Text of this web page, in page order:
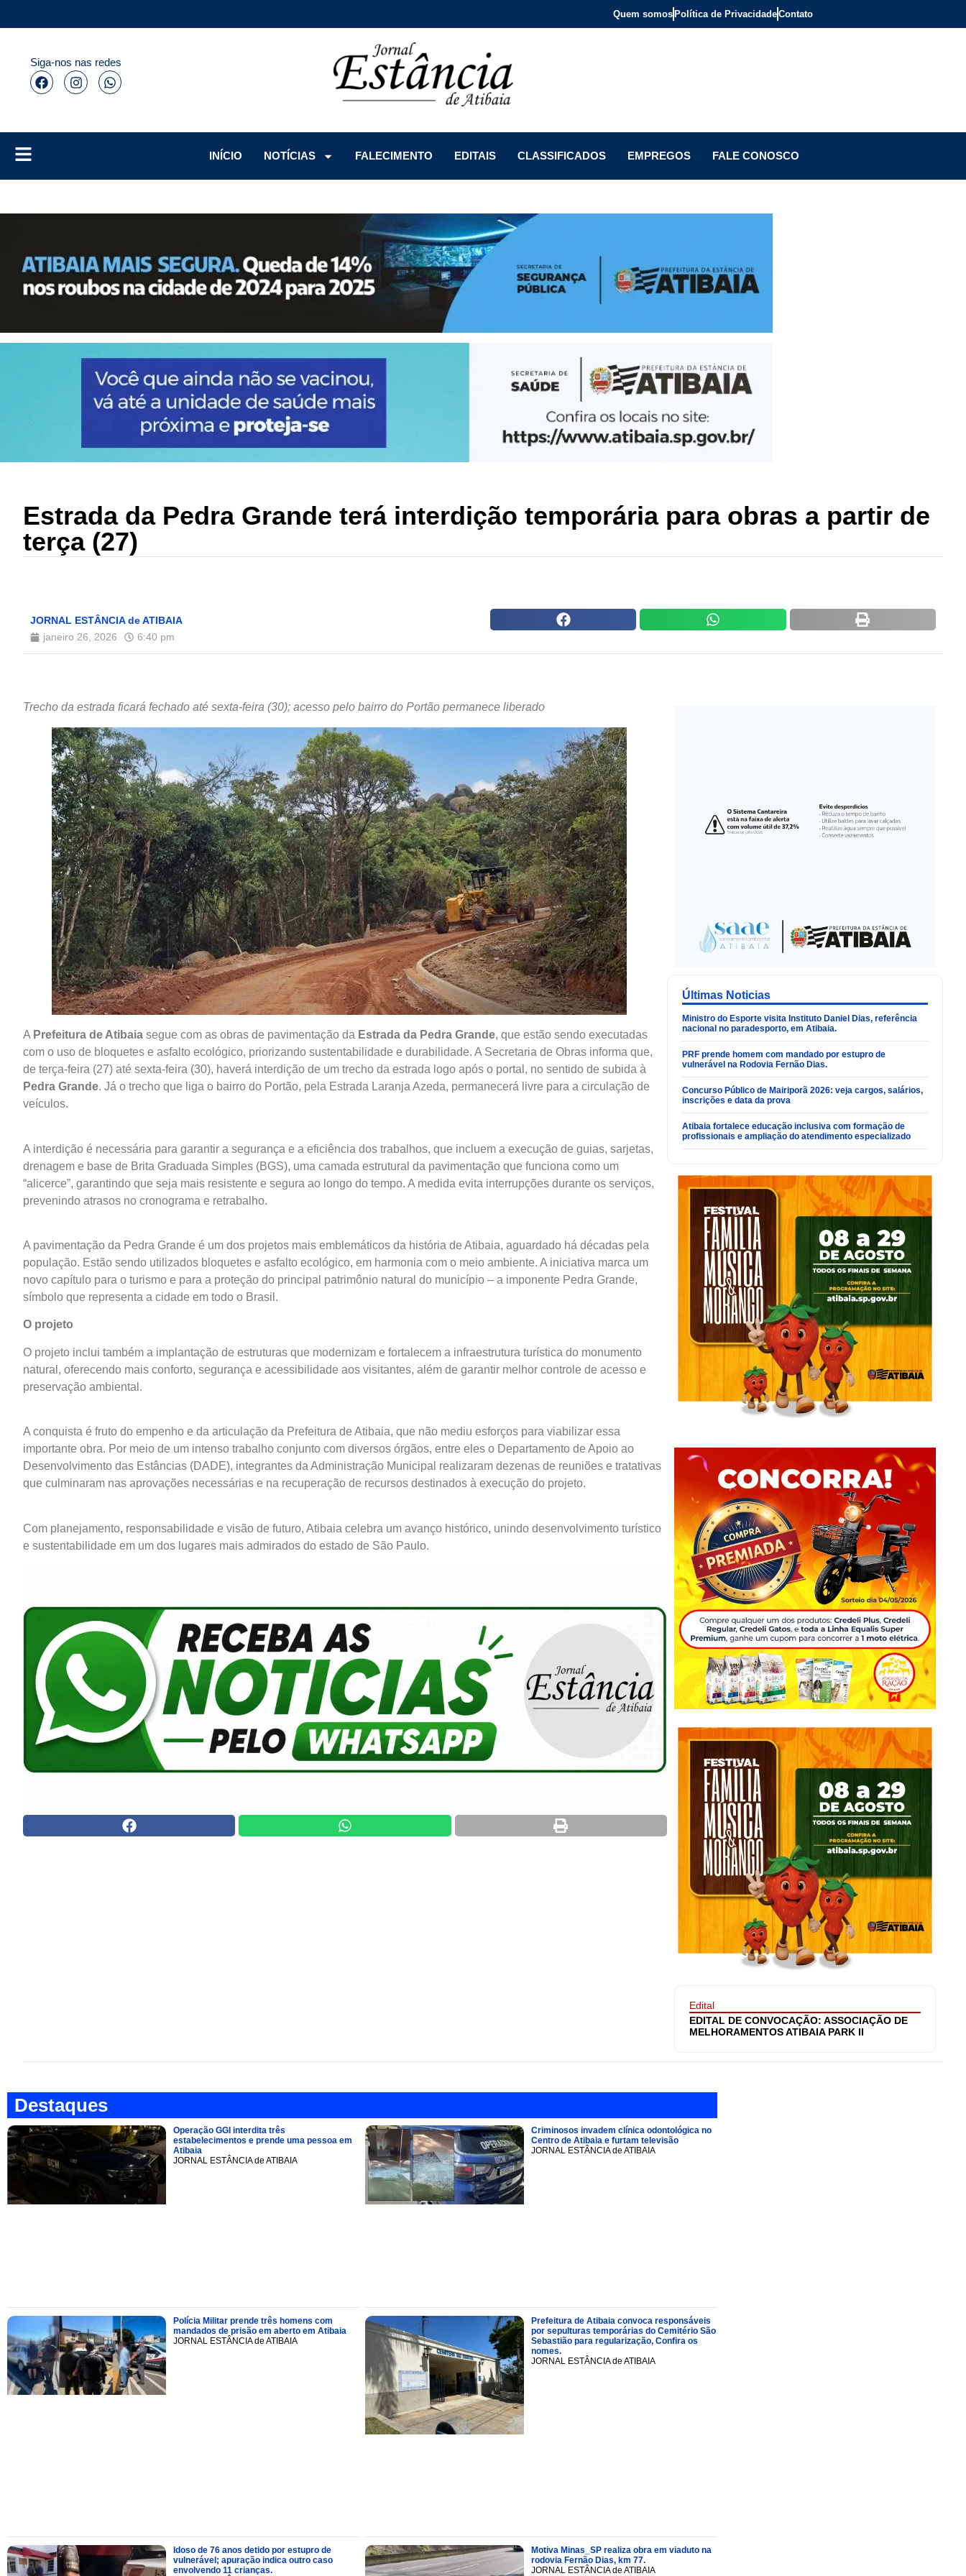
Quem somos Política de PrivacidadeContato
Siga-nos nas redes
INÍCIO
NOTÍCIAS FALECIMENTO EDITAIS CLASSIFICADOS EMPREGOS FALE CONOSCO
Estrada da Pedra Grande terá interdição temporária para obras a partir de
terça (27)
JORNAL ESTÂNCIA de ATIBAIA
janeiro 26, 2026
6:40 pm
Trecho da estrada ficará fechado até sexta-feira (30); acesso pelo bairro do Portão permanece liberado
A Prefeitura de Atibaia segue com as obras de pavimentação da Estrada da Pedra Grande, que estão sendo executadas
com o uso de bloquetes e asfalto ecológico, priorizando sustentabilidade e durabilidade. A Secretaria de Obras informa que,
de terça-feira (27) até sexta-feira (30), haverá interdição de um trecho da estrada logo após o portal, no sentido de subida à
Pedra Grande. Já o trecho que liga o bairro do Portão, pela Estrada Laranja Azeda, permanecerá livre para a circulação de
veículos.
A interdição é necessária para garantir a segurança e a eficiência dos trabalhos, que incluem a execução de guias, sarjetas,
drenagem e base de Brita Graduada Simples (BGS), uma camada estrutural da pavimentação que funciona como um
“alicerce”, garantindo que seja mais resistente e segura ao longo do tempo. A medida evita interrupções durante os serviços,
prevenindo atrasos no cronograma e retrabalho.
A pavimentação da Pedra Grande é um dos projetos mais emblemáticos da história de Atibaia, aguardado há décadas pela
população. Estão sendo utilizados bloquetes e asfalto ecológico, em harmonia com o meio ambiente. A iniciativa marca um
novo capítulo para o turismo e para a proteção do principal patrimônio natural do município – a imponente Pedra Grande,
símbolo que representa a cidade em todo o Brasil.
O projeto
O projeto inclui também a implantação de estruturas que modernizam e fortalecem a infraestrutura turística do monumento
natural, oferecendo mais conforto, segurança e acessibilidade aos visitantes, além de garantir melhor controle de acesso e
preservação ambiental.
A conquista é fruto do empenho e da articulação da Prefeitura de Atibaia, que não mediu esforços para viabilizar essa
importante obra. Por meio de um intenso trabalho conjunto com diversos órgãos, entre eles o Departamento de Apoio ao
Desenvolvimento das Estâncias (DADE), integrantes da Administração Municipal realizaram dezenas de reuniões e tratativas
que culminaram nas aprovações necessárias e na recuperação de recursos destinados à execução do projeto.
Com planejamento, responsabilidade e visão de futuro, Atibaia celebra um avanço histórico, unindo desenvolvimento turístico
e sustentabilidade em um dos lugares mais admirados do estado de São Paulo.
Últimas Noticias
Ministro do Esporte visita Instituto Daniel Dias, referência
nacional no paradesporto, em Atibaia.
PRF prende homem com mandado por estupro de
vulnerável na Rodovia Fernão Dias.
Concurso Público de Mairiporã 2026: veja cargos, salários,
inscrições e data da prova
Atibaia fortalece educação inclusiva com formação de
profissionais e ampliação do atendimento especializado
Edital
EDITAL DE CONVOCAÇÃO: ASSOCIAÇÃO DE
MELHORAMENTOS ATIBAIA PARK II
Destaques
Operação GGI interdita três
estabelecimentos e prende uma pessoa em
Atibaia
JORNAL ESTÂNCIA de ATIBAIA
Criminosos invadem clínica odontológica no
Centro de Atibaia e furtam televisão
JORNAL ESTÂNCIA de ATIBAIA
Polícia Militar prende três homens com
mandados de prisão em aberto em Atibaia
JORNAL ESTÂNCIA de ATIBAIA
Prefeitura de Atibaia convoca responsáveis
por sepulturas temporárias do Cemitério São
Sebastião para regularização, Confira os
nomes.
JORNAL ESTÂNCIA de ATIBAIA
Idoso de 76 anos detido por estupro de
vulnerável; apuração indica outro caso
envolvendo 11 crianças.
Motiva Minas_SP realiza obra em viaduto na
rodovia Fernão Dias, km 77.
JORNAL ESTÂNCIA de ATIBAIA